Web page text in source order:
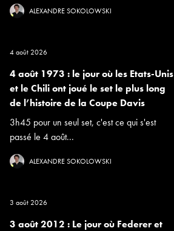
ALEXANDRE SOKOLOWSKI
4 août 2026
4 août 1973 : le jour où les Etats-Unis
et le Chili ont joué le set le plus long
de l’histoire de la Coupe Davis
3h45 pour un seul set, c'est ce qui s'est
passé le 4 août...
ALEXANDRE SOKOLOWSKI
3 août 2026
3 août 2012 : Le jour où Federer et